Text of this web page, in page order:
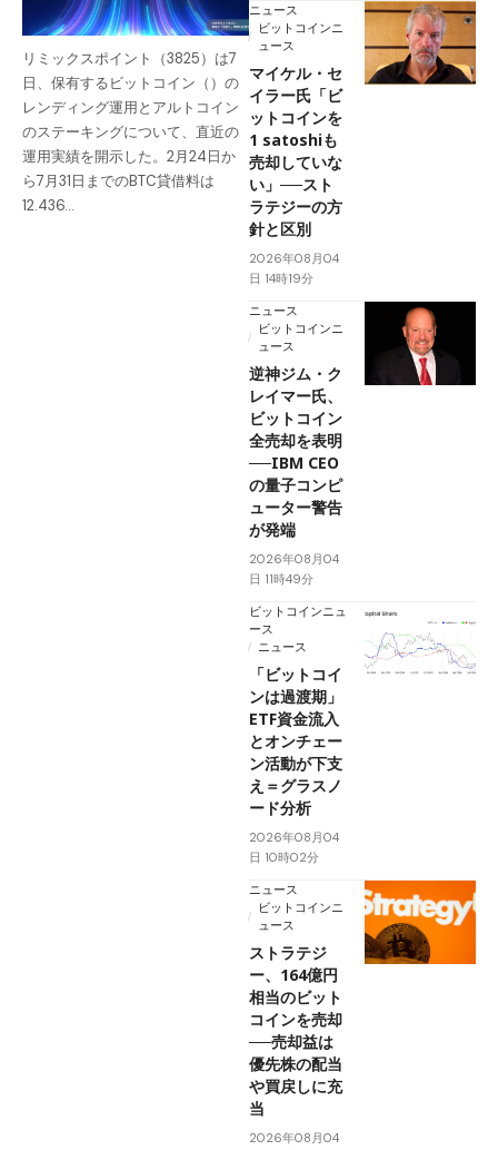
リミックスポイント（3825）は7
日、保有するビットコイン（）の
レンディング運用とアルトコイン
のステーキングについて、直近の
運用実績を開示した。2月24日か
ら7月31日までのBTC貸借料は
12.436…
ニュース
ビットコインニ
ュース
マイケル・セ
イラー氏「ビ
ットコインを
1 satoshiも
売却していな
い」──スト
ラテジーの方
針と区別
2026年08月04
日 14時19分
ニュース
ビットコインニ
ュース
逆神ジム・ク
レイマー氏、
ビットコイン
全売却を表明
──IBM CEO
の量子コンピ
ューター警告
が発端
2026年08月04
日 11時49分
ビットコインニュ
ース
ニュース
「ビットコイ
ンは過渡期」
ETF資金流入
とオンチェー
ン活動が下支
え＝グラスノ
ード分析
2026年08月04
日 10時02分
ニュース
ビットコインニ
ュース
ストラテジ
ー、164億円
相当のビット
コインを売却
──売却益は
優先株の配当
や買戻しに充
当
2026年08月04